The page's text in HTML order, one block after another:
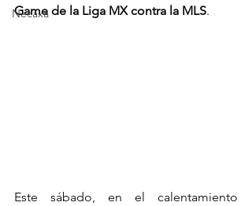
Necaxa
Game de la Liga MX contra la MLS.
Este sábado, en el calentamiento